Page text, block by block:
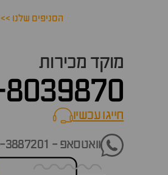
הסניפים שלנו >>
מוקד מכירות
חייגו עכשיוcall now
וואטסאפ - 054-3887201